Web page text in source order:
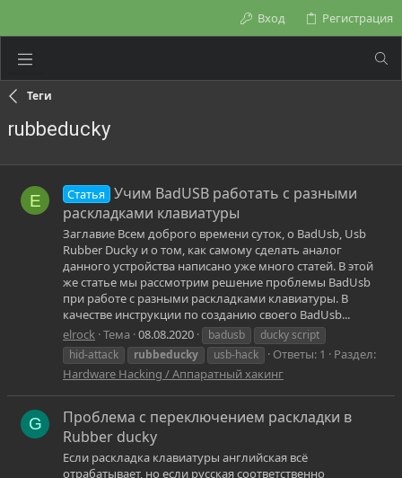
Вход Регистрация
Теги
rubbeducky
E Статья
Учим BadUSB работать с разными
раскладками клавиатуры
Заглавие Всем доброго времени суток, о BadUsb, Usb
Rubber Ducky и о том, как самому сделать аналог
данного устройства написано уже много статей. В этой
же статье мы рассмотрим решение проблемы BadUsb
при работе с разными раскладками клавиатуры. В
качестве инструкции по созданию своего BadUsb...
elrock Тема 08.08.2020 badusb
ducky script
hid-attack
rubbeducky usb-hack Ответы: 1
Раздел:
Hardware Hacking / Аппаратный хакинг
G
Проблема с переключением раскладки в
Rubber ducky
Если раскладка клавиатуры английская всё
отрабатывает, но если русская соответственно